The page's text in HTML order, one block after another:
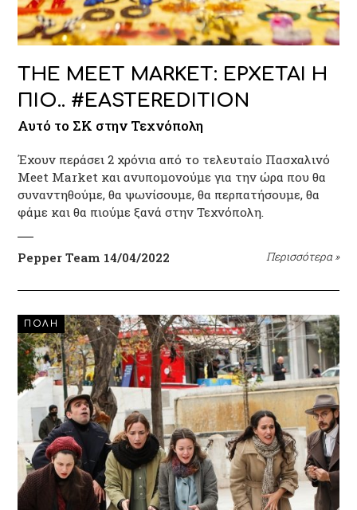
THE MEET MARKET: ΕΡΧΕΤΑΙ Η
ΠΙΟ.. #EASTEREDITION
Αυτό το ΣΚ στην Τεχνόπολη
Έχουν περάσει 2 χρόνια από το τελευταίο Πασχαλινό
Meet Market και ανυπομονούμε για την ώρα που θα
συναντηθούμε, θα ψωνίσουμε, θα περπατήσουμε, θα
φάμε και θα πιούμε ξανά στην Τεχνόπολη.
Pepper Team 14/04/2022 Περισσότερα »
ΠΟΛΗ